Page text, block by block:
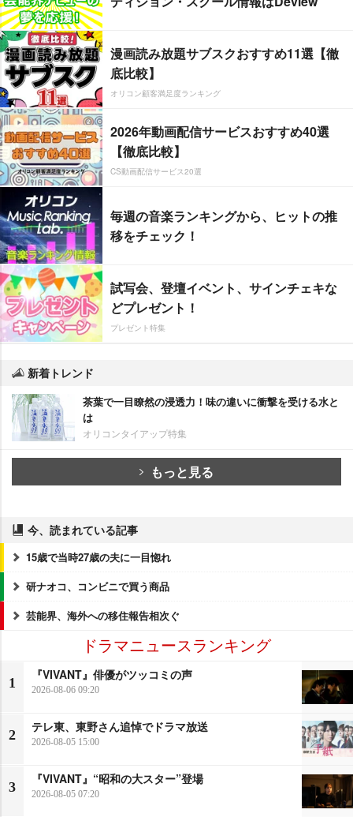
漫画読み放題サブスクおすすめ11選【徹
底比較】
オリコン顧客満足度ランキング
2026年動画配信サービスおすすめ40選
【徹底比較】
CS動画配信サービス20選
毎週の音楽ランキングから、ヒットの推
移をチェック！
試写会、登壇イベント、サインチェキな
どプレゼント！
プレゼント特集
新着トレンド
茶葉で一目瞭然の浸透力！味の違いに衝撃を受ける水と
は
オリコンタイアップ特集
もっと見る
今、読まれている記事
15歳で当時27歳の夫に一目惚れ
研ナオコ、コンビニで買う商品
芸能界、海外への移住報告相次ぐ
ドラマニュースランキング
1
『VIVANT』俳優がツッコミの声
2026-08-06 09:20
2
テレ東、東野さん追悼でドラマ放送
2026-08-05 15:00
3
『VIVANT』“昭和の大スター”登場
2026-08-05 07:20